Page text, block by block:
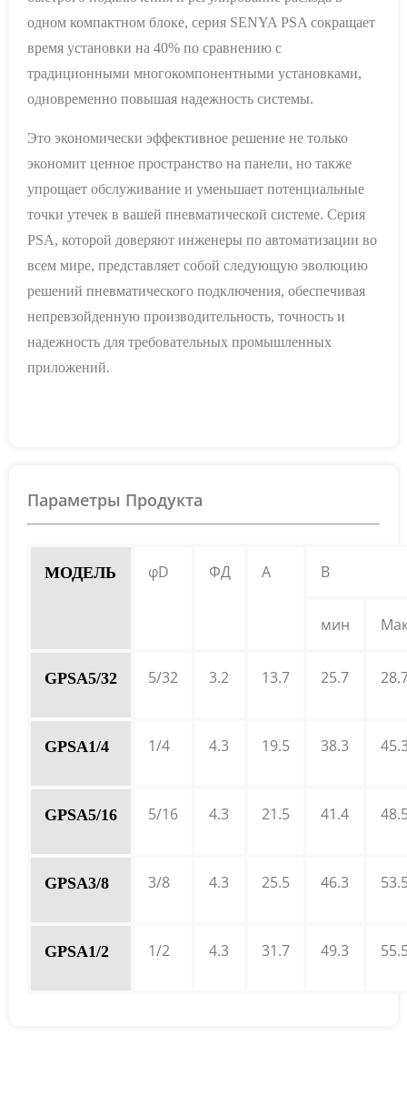
одном компактном блоке, серия SENYA PSA сокращает
время установки на 40% по сравнению с
традиционными многокомпонентными установками,
одновременно повышая надежность системы.
Это экономически эффективное решение не только
экономит ценное пространство на панели, но также
упрощает обслуживание и уменьшает потенциальные
точки утечек в вашей пневматической системе. Серия
PSA, которой доверяют инженеры по автоматизации во
всем мире, представляет собой следующую эволюцию
решений пневматического подключения, обеспечивая
непревзойденную производительность, точность и
надежность для требовательных промышленных
приложений.
Параметры Продукта
МОДЕЛЬ φD ФД A B
мин
GPSA5/32 5/32 3.2 13.7 25.7
GPSA1/4 1/4 4.3 19.5 38.3
GPSA5/16 5/16 4.3 21.5 41.4
GPSA3/8 3/8 4.3 25.5 46.3
GPSA1/2 1/2 4.3 31.7 49.3